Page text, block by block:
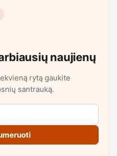
naujienų
rytą gaukite
santrauką.